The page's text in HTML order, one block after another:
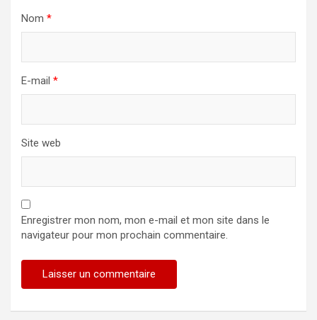
Nom *
E-mail *
Site web
Enregistrer mon nom, mon e-mail et mon site dans le
navigateur pour mon prochain commentaire.